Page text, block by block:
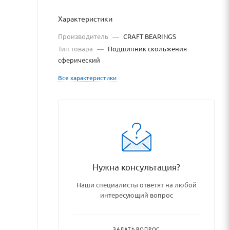
Характеристики
Производитель — CRAFT BEARINGS
Тип товара — Подшипник скольжения
сферический
Все характеристики
Нужна консультация?
Наши специалисты ответят на любой
интересующий вопрос